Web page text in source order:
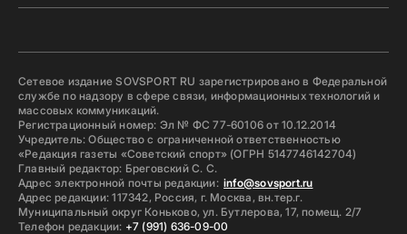
Сетевое издание SOVSPORT RU зарегистрировано в Федеральной
службе по надзору в сфере связи, информационных технологий и
массовых коммуникаций.
Регистрационный номер: Эл № ФС 77-60106 от 10.12.2014
Учредитель: Общество с ограниченной ответственностью
«Редакция газеты «Советский спорт» (ОГРН 5147746142704)
Главный редактор: Бреговский С. С.
Адрес электронной почты редакции: info@sovsport.ru
Адрес редакции: 117342, Россия, г. Москва, вн.тер.г.
Муниципальный округ Коньково, ул. Бутлерова, 17, помещ. 2/7
Телефон редакции: +7 (991) 636-09-00